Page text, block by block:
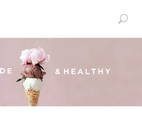
a
r